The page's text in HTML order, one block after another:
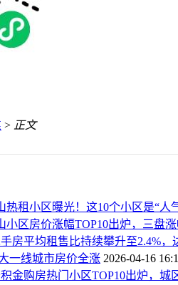
> 正文
热租小区曝光！这10个小区是“人
小区房价涨幅TOP10出炉，三盘
房平均租售比持续攀升至2.4%，
一线城市房价全涨 2026-04-16
金购房热门小区TOP10出炉，城